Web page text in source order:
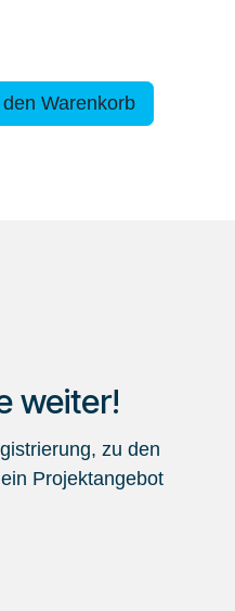
den Warenkorb
weiter!
zu den
Projektangebot